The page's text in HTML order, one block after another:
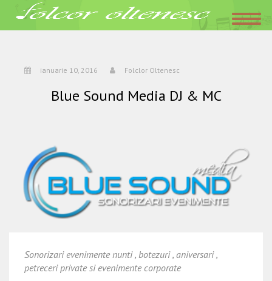
Acasa»Blue Sound Media DJ & MC
Folclor Oltenesc
ianuarie 10, 2016 Folclor Oltenesc
Blue Sound Media DJ & MC
Sonorizari evenimente nunti , botezuri , aniversari ,
petreceri private si evenimente corporate